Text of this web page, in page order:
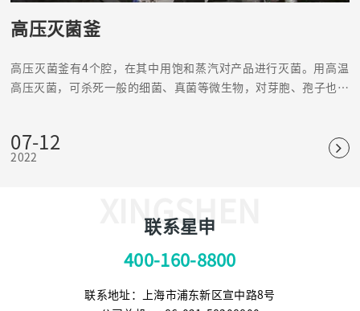
高压灭菌釜
高压灭菌釜有4个腔，在其中用饱和蒸汽对产品进行灭菌。用高温
高压灭菌，可杀死一般的细菌、真菌等微生物，对芽胞、孢子也有
07-12
2022
XINGSHEN
联系星申
400-160-8800
联系地址：上海市浦东新区宣中路8号